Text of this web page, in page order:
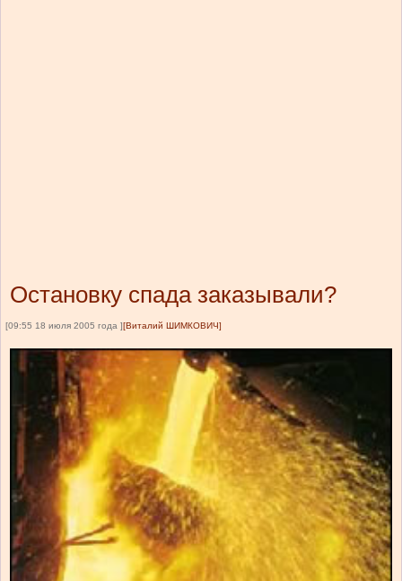
Остановку спада заказывали?
[09:55 18 июля 2005 года ] [Виталий ШИМКОВИЧ]